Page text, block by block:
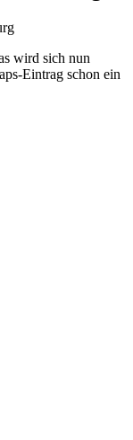
wird sich nun
Eintrag schon ein